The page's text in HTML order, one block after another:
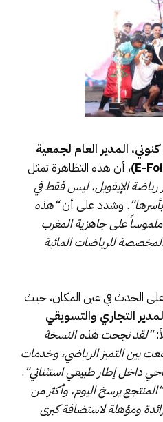
المدير العام لجمعية
E-
)، أن هذه التظاهرة تمثل
الإيفويل، ليس فقط في
. وشدد على أن“هذه
ملموساً على جاهزية المغرب
للرياضات المائية
الحدث في عين المكان، حيث
التجاري والتسويقي
“لقد نجحت هذه النسخة
بين التميز الرياضي، وخدمات
داخل إطار طبيعي استثنائي”.
“المنتجع يرسخ اليوم، وأكثر من
ومؤهلة لاستضافة كبرى